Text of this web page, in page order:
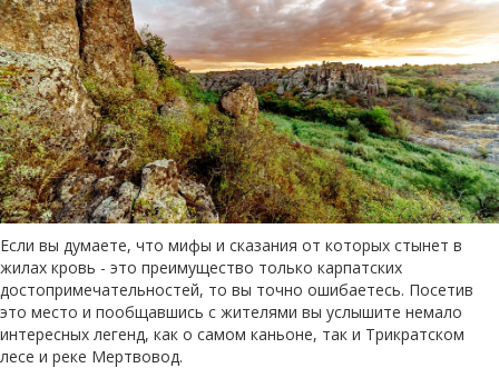
Если вы думаете, что мифы и сказания от которых стынет в
жилах кровь - это преимущество только карпатских
достопримечательностей, то вы точно ошибаетесь. Посетив
это место и пообщавшись с жителями вы услышите немало
интересных легенд, как о самом каньоне, так и Трикратском
лесе и реке Мертвовод.